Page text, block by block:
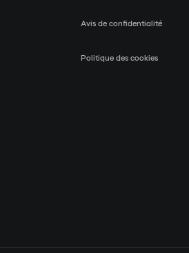
Avis de confidentialité
Politique des cookies